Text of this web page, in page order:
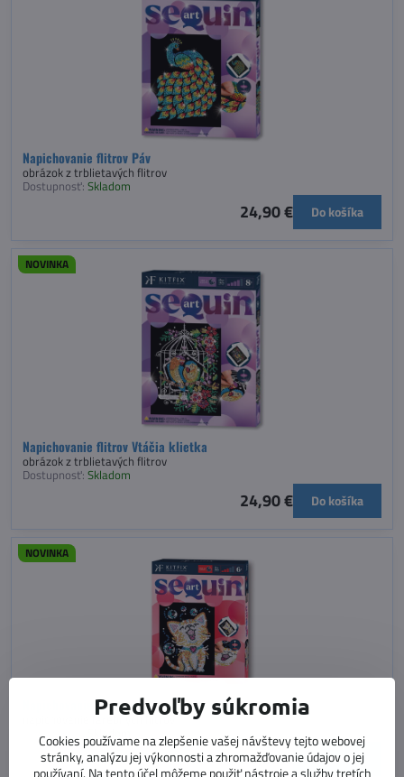
Napichovanie flitrov Páv
obrázok z trblietavých flitrov
Dostupnosť: Skladom
24,90 € Do košíka
Napichovanie flitrov Vtáčia klietka
NOVINKA
obrázok z trblietavých flitrov
Dostupnosť: Skladom
24,90 € Do košíka
Napichovanie flitrov Mačiatko a bublinky
NOVINKA
napichovanie farebných flitrov
Dostupnosť: Skladom
22,90 € Do košíka
Predvoľby súkromia
Cookies používame na zlepšenie vašej návštevy tejto webovej
stránky, analýzu jej výkonnosti a zhromažďovanie údajov o jej
používaní. Na tento účel môžeme použiť nástroje a služby tretích